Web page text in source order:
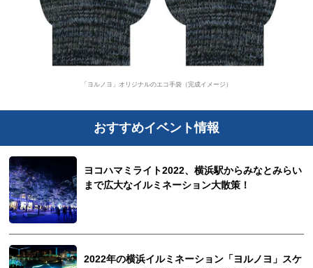
「ヨルノヨ」オリジナルのエコ手袋（完成イメージ）
おすすめイベント情報
ヨコハマミライト2022、横浜駅からみなとみらい
まで広大なイルミネーション大散策！
2022年の横浜イルミネーション「ヨルノヨ」スケ